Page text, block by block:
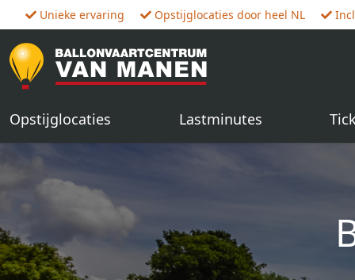
Unieke ervaring Opstijglocaties door heel NL
Opstijglocaties Lastminutes